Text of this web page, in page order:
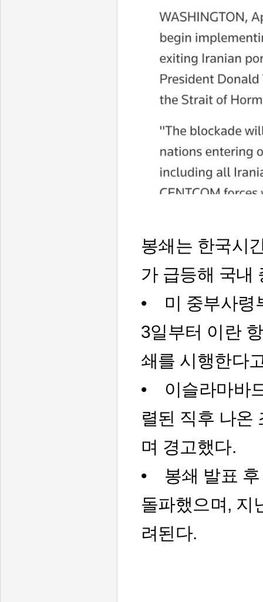
봉쇄는 한국시
가 급등해 국내
• 미 중부사령
3일부터 이란
쇄를 시행한다
• 이슬라마바
렬된 직후 나온
며 경고했다.
• 봉쇄 발표 후
돌파했으며, 지
려된다.